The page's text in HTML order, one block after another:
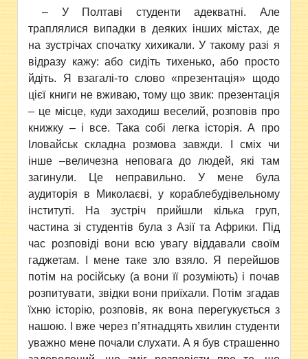
– У Полтаві студенти адекватні. Але
траплялися випадки в деяких інших містах, де
на зустрічах спочатку хихикали. У такому разі я
відразу кажу: або сидіть тихенько, або просто
йдіть. Я взагалі-то слово «презентація» щодо
цієї книги не вживаю, тому що звик: презентація
– це місце, куди заходиш веселий, розповів про
книжку – і все. Така собі легка історія. А про
Іловайськ складна розмова завжди. І сміх чи
інше –величезна неповага до людей, які там
загинули. Це неправильно. У мене була
аудиторія в Миколаєві, у кораблебудівельному
інституті. На зустріч прийшли кілька груп,
частина зі студентів була з Азії та Африки. Під
час розповіді вони всю увагу віддавали своїм
гаджетам. І мене таке зло взяло. Я перейшов
потім на російську (а вони її розуміють) і почав
розпитувати, звідки вони приїхали. Потім згадав
їхню історію, розповів, як вона перегукується з
нашою. І вже через п’ятнадцять хвилин студенти
уважно мене почали слухати. А я був страшенно